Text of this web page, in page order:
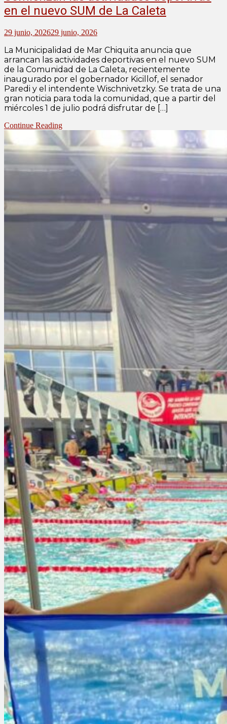
en el nuevo SUM de La Caleta
29 junio, 202629 junio, 2026
La Municipalidad de Mar Chiquita anuncia que
arrancan las actividades deportivas en el nuevo SUM
de la Comunidad de La Caleta, recientemente
inaugurado por el gobernador Kicillof, el senador
Paredi y el intendente Wischnivetzky. Se trata de una
gran noticia para toda la comunidad, que a partir del
miércoles 1 de julio podrá disfrutar de […]
Continue Reading